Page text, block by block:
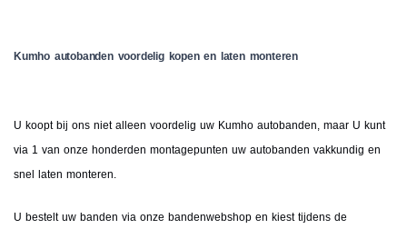
Kumho autobanden voordelig kopen en laten monteren
U koopt bij ons niet alleen voordelig uw Kumho autobanden, maar U kunt
via 1 van onze honderden montagepunten uw autobanden vakkundig en
snel laten monteren.
U bestelt uw banden via onze bandenwebshop en kiest tijdens de